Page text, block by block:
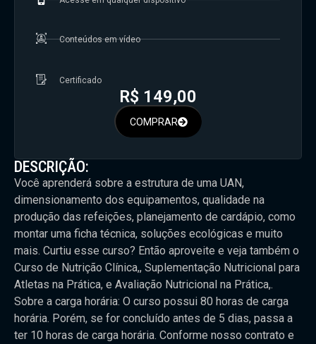
DESCRIÇÃO:
Você aprenderá sobre a estrutura de uma UAN,
dimensionamento dos equipamentos, qualidade na
produção das refeições, planejamento de cardápio, como
montar uma ficha técnica, soluções ecológicas e muito
mais. Curtiu esse curso? Então aproveite e veja também o
Curso de Nutrição Clínica,, Suplementação Nutricional para
Atletas na Prática, e Avaliação Nutricional na Prática,.
Sobre a carga horária: O curso possui 80 horas de carga
horária. Porém, se for concluído antes de 5 dias, passa a
ter 10 horas de carga horária. Conforme nosso contrato e
Conteúdos em vídeo
Certificado
R$ 149,00
COMPRAR